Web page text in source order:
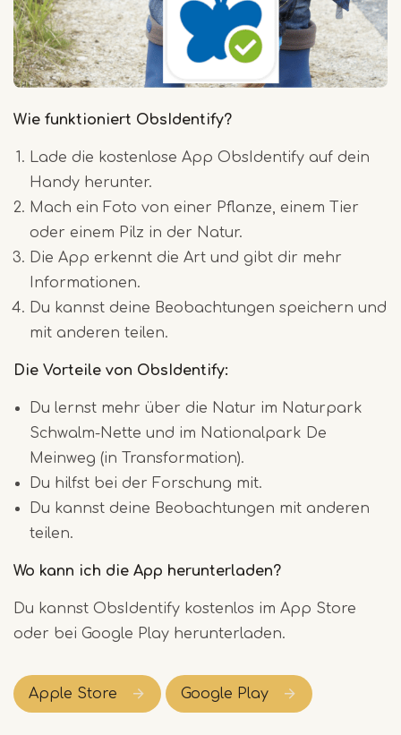
Wie funktioniert ObsIdentify?
Lade die kostenlose App ObsIdentify auf dein
Handy herunter.
Mach ein Foto von einer Pflanze, einem Tier
oder einem Pilz in der Natur.
Die App erkennt die Art und gibt dir mehr
Informationen.
Du kannst deine Beobachtungen speichern und
mit anderen teilen.
Die Vorteile von ObsIdentify:
Du lernst mehr über die Natur im Naturpark
Schwalm-Nette und im Nationalpark De
Meinweg (in Transformation).
Du hilfst bei der Forschung mit.
Du kannst deine Beobachtungen mit anderen
teilen.
Wo kann ich die App herunterladen?
Du kannst ObsIdentify kostenlos im App Store
oder bei Google Play herunterladen.
Apple Store Google Play